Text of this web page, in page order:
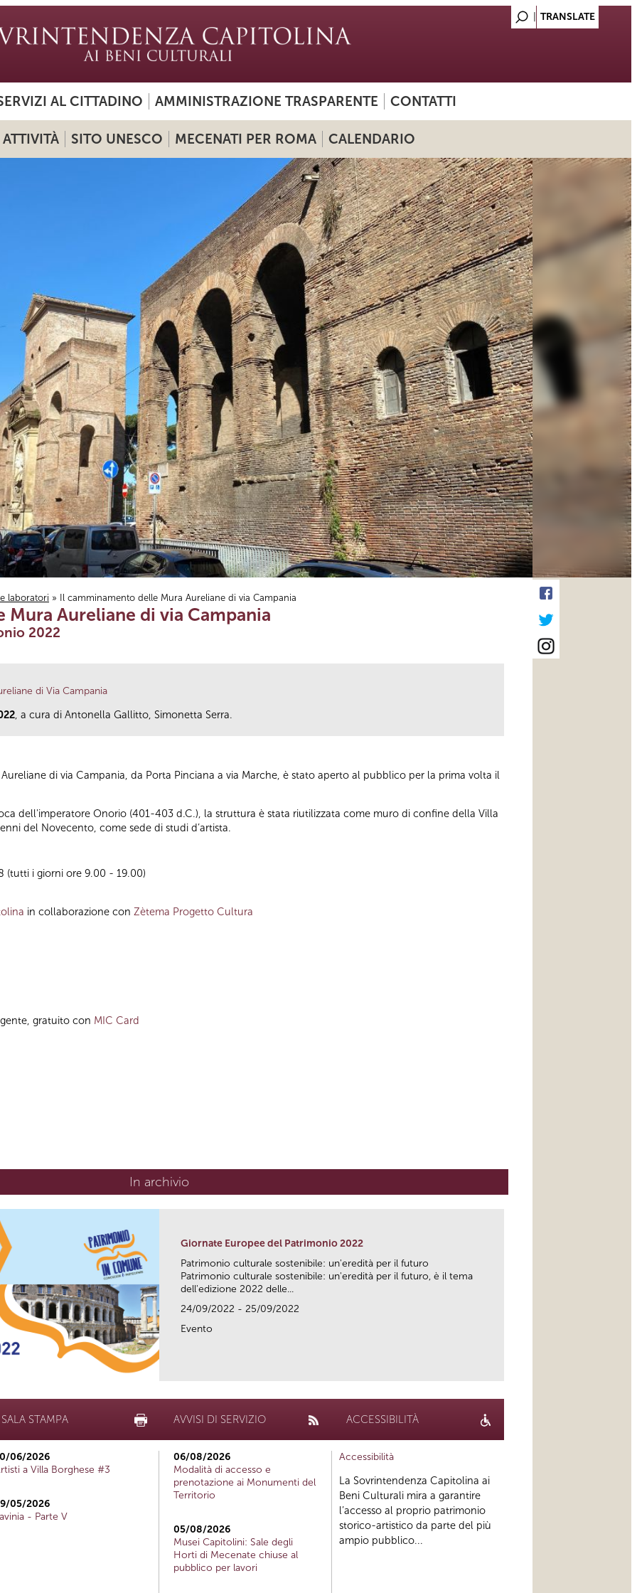
AL CITTADINO AMMINISTRAZIONE TRASPARENTE CONTATTI
ATTIVITÀ SITO UNESCO MECENATI PER ROMA CALENDARIO
laboratori » Il camminamento delle Mura Aureliane di via Campania
Aureliane di via Campania
2022
di Via Campania
, a cura di Antonella Gallitto, Simonetta Serra.
di via Campania, da Porta Pinciana a via Marche, è stato aperto al pubblico per la prima volta il
dell'imperatore Onorio (401-403 d.C.), la struttura è stata riutilizzata come muro di confine della Villa
del Novecento, come sede di studi d’artista.
(tutti i giorni ore 9.00 - 19.00)
in collaborazione con Zètema Progetto Cultura
gratuito con MIC Card
In archivio
Giornate Europee del Patrimonio 2022
Patrimonio culturale sostenibile: un'eredità per il futuro
Patrimonio culturale sostenibile: un'eredità per il futuro, è il tema
dell'edizione 2022 delle...
24/09/2022 - 25/09/2022
Evento
SALA STAMPA
06/2026
a Villa Borghese #3
05/2026
- Parte V
AVVISI DI SERVIZIO
06/08/2026
Modalità di accesso e
prenotazione ai Monumenti del
Territorio
05/08/2026
Musei Capitolini: Sale degli
Horti di Mecenate chiuse al
pubblico per lavori
ACCESSIBILITÀ
Accessibilità
La Sovrintendenza Capitolina ai
Beni Culturali mira a garantire
l’accesso al proprio patrimonio
storico-artistico da parte del più
ampio pubblico...